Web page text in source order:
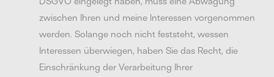
zwischen Ihren und meine Interessen vorgenommen
werden. Solange noch nicht feststeht, wessen
Interessen überwiegen, haben Sie das Recht, die
Einschränkung der Verarbeitung Ihrer